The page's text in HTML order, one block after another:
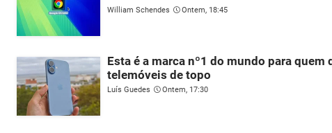
William Schendes Ontem, 18:45
Esta é a marca nº1 do mundo para quem
telemóveis de topo
Luís Guedes Ontem, 17:30